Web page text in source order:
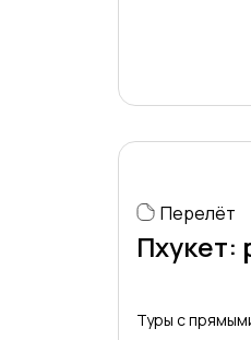
Перелёт
Туры с